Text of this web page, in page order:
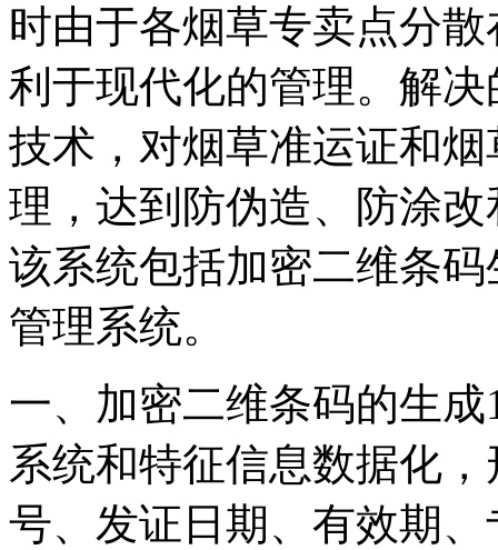
时由于各烟草专卖点分
利于现代化的管理。解
技术，对烟草准运证和
理，达到防伪造、防涂
该系统包括加密二维条
管理系统。
一、加密二维条码的生
系统和特征信息数据化
号、发证日期、有效期